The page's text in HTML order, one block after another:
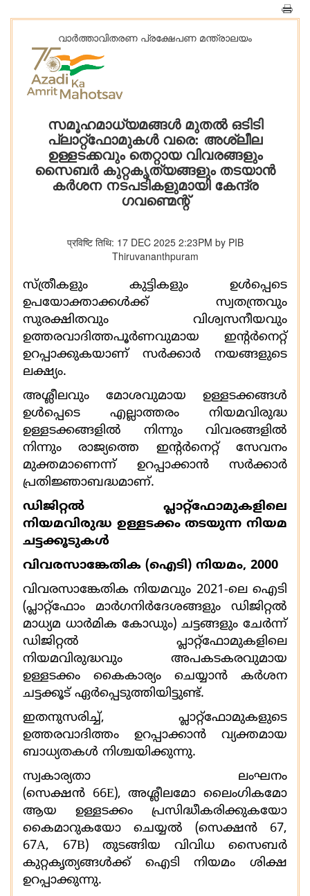
വാര്‍ത്താവിതരണ പ്രക്ഷേപണ മന്ത്രാലയം
സമൂഹമാധ്യമങ്ങള്‍ മുതൽ ഒടിടി
പ്ലാറ്റ്‌ഫോമുകൾ വരെ: അശ്ലീല
ഉള്ളടക്കവും തെറ്റായ വിവരങ്ങളും
സൈബർ കുറ്റകൃത്യങ്ങളും തടയാൻ
കർശന നടപടികളുമായി കേന്ദ്ര
ഗവണ്മെന്റ്
प्रविष्टि तिथि: 17 DEC 2025 2:23PM by PIB
Thiruvananthpuram
സ്ത്രീകളും കുട്ടികളും ഉൾപ്പെടെ
ഉപയോക്താക്കൾക്ക് സ്വതന്ത്രവും
സുരക്ഷിതവും വിശ്വസനീയവും
ഉത്തരവാദിത്തപൂര്‍ണവുമായ ഇൻ്റർനെറ്റ്
ഉറപ്പാക്കുകയാണ് സർക്കാര്‍ നയങ്ങളുടെ
ലക്ഷ്യം.
അശ്ലീലവും മോശവുമായ ഉള്ളടക്കങ്ങള്‍
ഉള്‍പ്പെടെ എല്ലാത്തരം നിയമവിരുദ്ധ
ഉള്ളടക്കങ്ങളിൽ നിന്നും വിവരങ്ങളിൽ
നിന്നും രാജ്യത്തെ ഇന്റര്‍നെറ്റ് സേവനം
മുക്തമാണെന്ന് ഉറപ്പാക്കാൻ സർക്കാർ
പ്രതിജ്ഞാബദ്ധമാണ്.
ഡിജിറ്റൽ പ്ലാറ്റ്‌ഫോമുകളിലെ
നിയമവിരുദ്ധ ഉള്ളടക്കം തടയുന്ന നിയമ
ചട്ടക്കൂടുകൾ
വിവരസാങ്കേതിക (ഐടി) നിയമം, 2000
വിവരസാങ്കേതിക നിയമവും 2021-ലെ ഐടി
(പ്ലാറ്റ്ഫോം മാർഗനിർദേശങ്ങളും ഡിജിറ്റൽ
മാധ്യമ ധാര്‍മിക കോഡും) ചട്ടങ്ങളും ചേര്‍ന്ന്
ഡിജിറ്റൽ പ്ലാറ്റ്ഫോമുകളിലെ
നിയമവിരുദ്ധവും അപകടകരവുമായ
ഉള്ളടക്കം കൈകാര്യം ചെയ്യാന്‍ കർശന
ചട്ടക്കൂട് ഏർപ്പെടുത്തിയിട്ടുണ്ട്.
ഇതനുസരിച്ച്, പ്ലാറ്റ്ഫോമുകളുടെ
ഉത്തരവാദിത്തം ഉറപ്പാക്കാന്‍ വ്യക്തമായ
ബാധ്യതകള്‍ നിശ്ചയിക്കുന്നു.
സ്വകാര്യതാ ലംഘനം
(സെക്ഷൻ 66E),അശ്ലീലമോ ലൈംഗികമോ
ആയ ഉള്ളടക്കം പ്രസിദ്ധീകരിക്കുകയോ
കൈമാറുകയോ ചെയ്യല്‍ (സെക്ഷൻ 67,
67A, 67B) തുടങ്ങിയ വിവിധ സൈബർ
കുറ്റകൃത്യങ്ങൾക്ക് ഐടി നിയമം ശിക്ഷ
ഉറപ്പാക്കുന്നു.